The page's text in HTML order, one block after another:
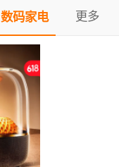
数码家电 更多